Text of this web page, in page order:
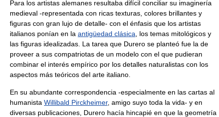
Para los artistas alemanes resultaba difícil conciliar su imaginería
medieval -representada con ricas texturas, colores brillantes y
figuras con gran lujo de detalle- con el énfasis que los artistas
italianos ponían en la antigüedad clásica , los temas mitológicos y
las figuras idealizadas. La tarea que Durero se planteó fue la de
proveer a sus compatriotas de un modelo con el que pudieran
combinar el interés empírico por los detalles naturalistas con los
aspectos más teóricos del arte italiano.
En su abundante correspondencia -especialmente en las cartas al
humanista Willibald Pirckheimer, amigo suyo toda la vida- y en
diversas publicaciones, Durero hacía hincapié en que la geometría